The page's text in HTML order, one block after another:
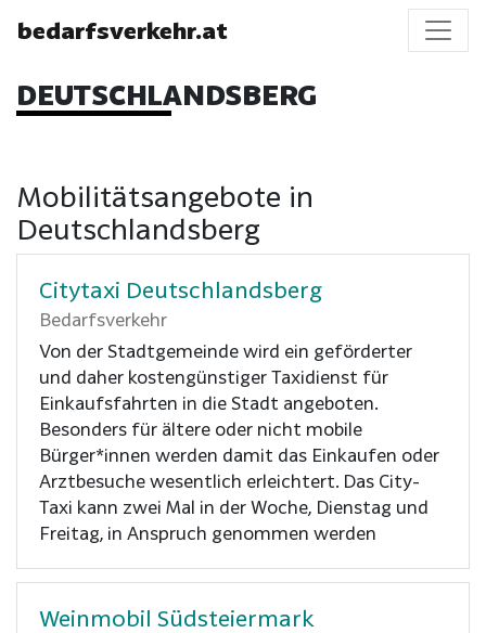
bedarfsverkehr.at
DEUTSCHLANDSBERG
Mobilitätsangebote in
Deutschlandsberg
Citytaxi Deutschlandsberg
Bedarfsverkehr
Von der Stadtgemeinde wird ein geförderter
und daher kostengünstiger Taxidienst für
Einkaufsfahrten in die Stadt angeboten.
Besonders für ältere oder nicht mobile
Bürger*innen werden damit das Einkaufen oder
Arztbesuche wesentlich erleichtert. Das City-
Taxi kann zwei Mal in der Woche, Dienstag und
Freitag, in Anspruch genommen werden
Weinmobil Südsteiermark